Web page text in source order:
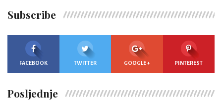
Subscribe
FACEBOOK TWITTER GOOGLE + PINTEREST
Posljednje